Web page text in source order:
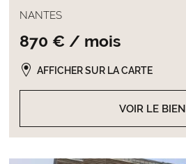
NANTES
870 € / mois
VOIR LE BIEN
AFFICHER SUR LA CARTE